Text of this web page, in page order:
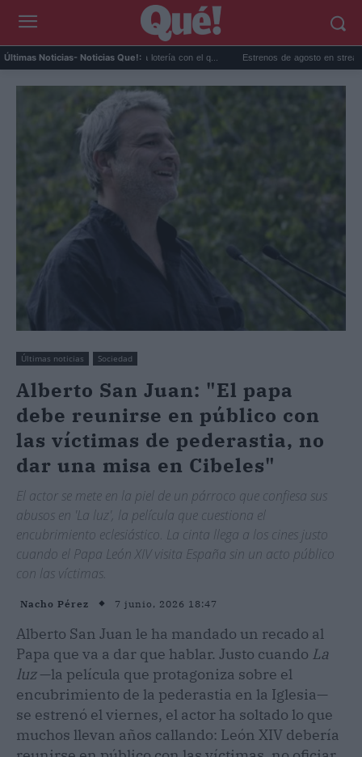
Últimas Noticias- Noticias Que!:
matemático para ganar la lotería con el q... Estrenos de agosto en streaming: todo
Últimas noticias Sociedad
Alberto San Juan: "El papa
debe reunirse en público con
las víctimas de pederastia, no
dar una misa en Cibeles"
El actor se mete en la piel de un párroco que confiesa sus
abusos en 'La luz', la película que cuestiona el
encubrimiento eclesiástico. La cinta llega a los cines justo
cuando el Papa León XIV visita España sin un acto público
con las víctimas.
Nacho Pérez 7 junio, 2026 18:47
Alberto San Juan le ha mandado un recado al
Papa que va a dar que hablar. Justo cuando La
luz—la película que protagoniza sobre el
encubrimiento de la pederastia en la Iglesia—
se estrenó el viernes, el actor ha soltado lo que
muchos llevan años callando: León XIV debería